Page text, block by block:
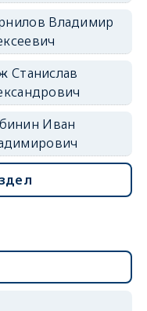
Владимир
Станислав
Иван